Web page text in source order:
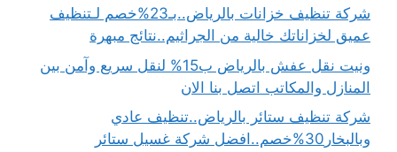
شركة تنظيف خزانات بالرياض..بـ23%خصم لـتنظيف
عميق لخزاناتك خالية من الجراثيم..نتائج مبهرة
ونيت نقل عفش بالرياض ب15% لنقل سريع وآمن بين
المنازل والمكاتب اتصل بنا الان
شركة تنظيف ستائر بالرياض..تنظيف عادي
وبالبخار30%خصم..افضل شركة غسيل ستائر